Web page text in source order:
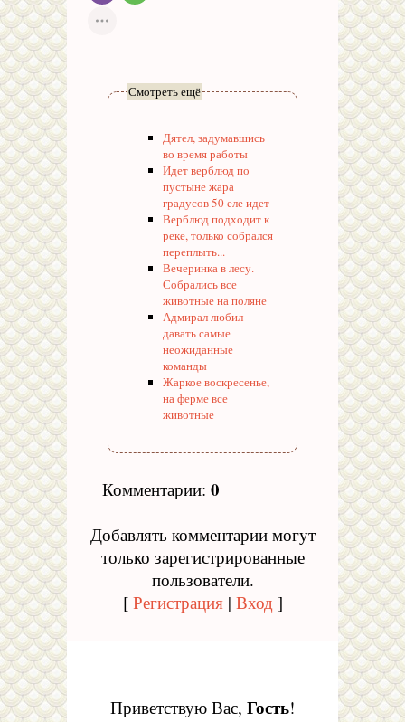
Смотреть ещё
Дятел, задумавшись
во время работы
Идет верблюд по
пустыне жара
градусов 50 еле идет
Верблюд подходит к
реке, только собрался
переплыть...
Вечеринка в лесу.
Собрались все
животные на поляне
Адмирал любил
давать самые
неожиданные
команды
Жаркое воскресенье,
на ферме все
животные
Комментарии: 0
Добавлять комментарии могут
только зарегистрированные
пользователи.
[ Регистрация| Вход ]
Приветствую Вас, Гость!